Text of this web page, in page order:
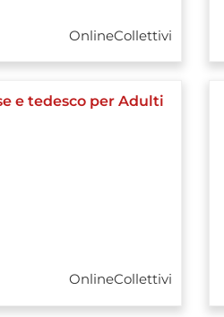
OnlineCollettivi
e tedesco per Adulti
OnlineCollettivi